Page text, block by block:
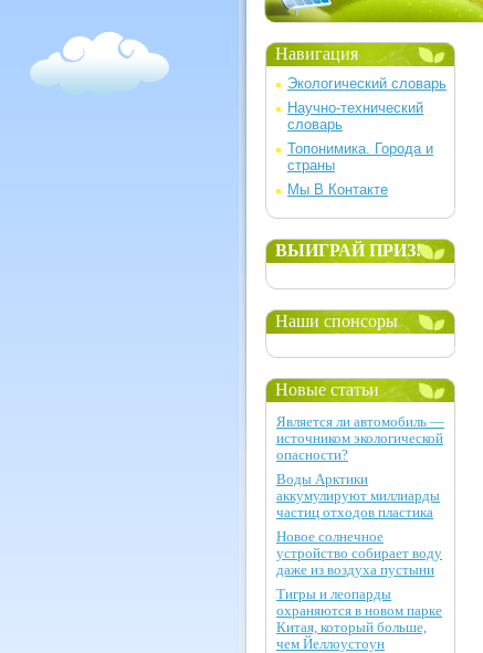
Навигация
Экологический словарь
Научно-технический
словарь
Топонимика. Города и
страны
Мы В Контакте
ВЫИГРАЙ ПРИЗ!
Наши спонсоры
Новые статьи
Является ли автомобиль —
источником экологической
опасности?
Воды Арктики
аккумулируют миллиарды
частиц отходов пластика
Новое солнечное
устройство собирает воду
даже из воздуха пустыни
Тигры и леопарды
охраняются в новом парке
Китая, который больше,
чем Йеллоустоун